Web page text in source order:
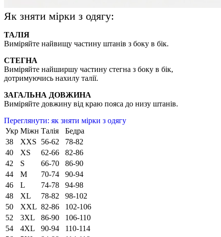
Як зняти мірки з одягу:
ТАЛІЯ
Виміряйте найвищу частину штанів з боку в бік.
СТЕГНА
Виміряйте найширшу частину стегна з боку в бік,
дотримуючись нахилу талії.
ЗАГАЛЬНА ДОВЖИНА
Виміряйте довжину від краю пояса до низу штанів.
Переглянути: як зняти мірки з одягу
Укр Міжн Талія
Бедра
38
XXS 56-62
78-82
40
XS 62-66
82-86
42
S 66-70
86-90
44
M 70-74
90-94
46
L 74-78
94-98
48
XL 78-82
98-102
50
XXL 82-86
102-106
52
3XL 86-90
106-110
54
4XL 90-94
110-114